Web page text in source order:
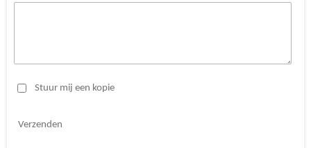
Stuur mij een kopie
Verzenden